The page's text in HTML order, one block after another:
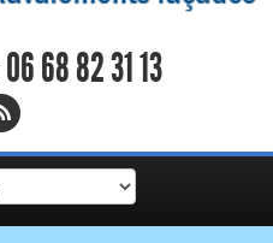
06 68 82 31 13